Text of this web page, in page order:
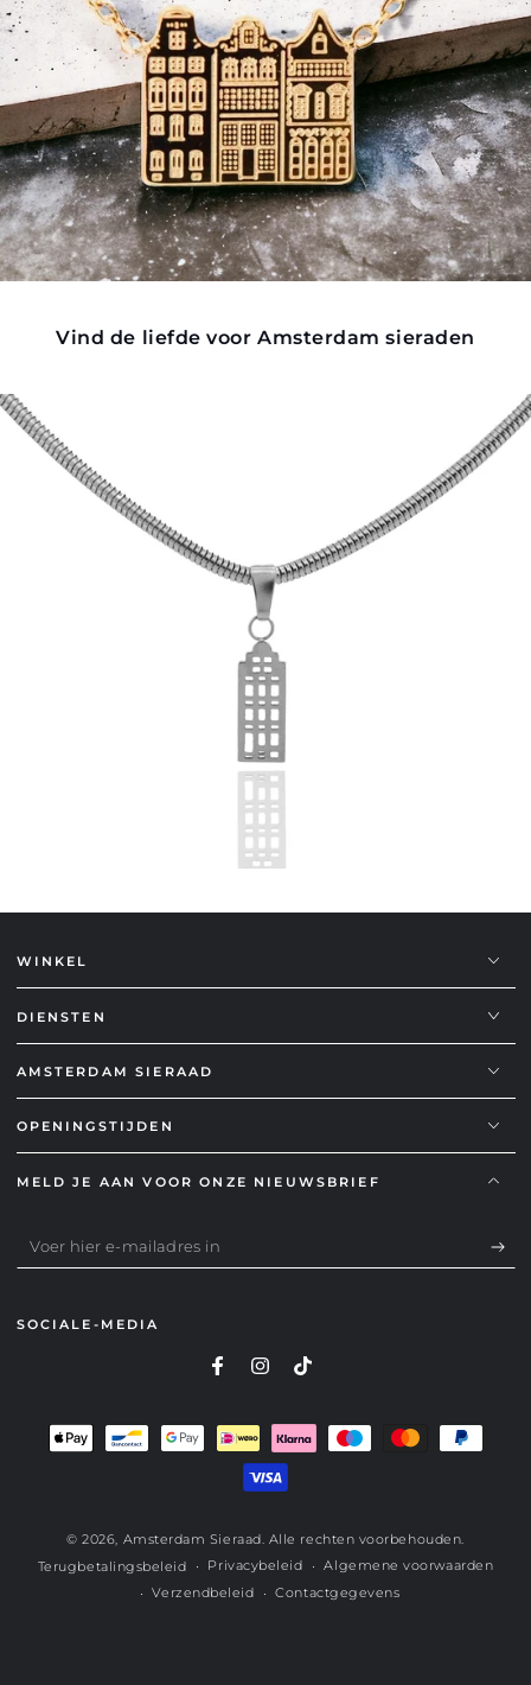
Vind de liefde voor Amsterdam sieraden
WINKEL
DIENSTEN
AMSTERDAM SIERAAD
OPENINGSTIJDEN
MELD JE AAN VOOR ONZE NIEUWSBRIEF
Voer
hier
SOCIALE-MEDIA
© 2026, Amsterdam Sieraad. Alle rechten voorbehouden.
Terugbetalingsbeleid
Privacybeleid
Algemene voorwaarden
Verzendbeleid
Contactgegevens
Betaalmethoden